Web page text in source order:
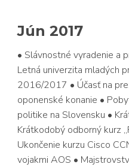
Jún 2017
• Slávnostné vyradenie a
Letná univerzita mladých
2016/2017 • Účasť na
oponenské konanie •
politike na Slovensku •
Krátkodobý odborný kurz
Ukončenie kurzu Cisco
vojakmi AOS •